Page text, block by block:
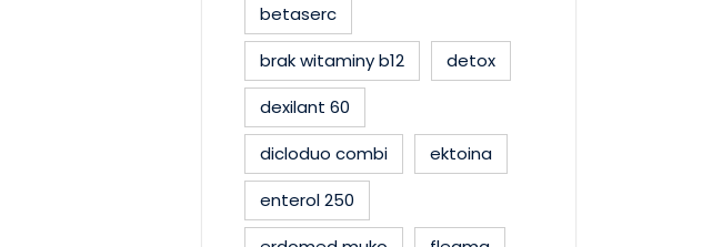
betaserc
brak witaminy b12
detox
dexilant 60
dicloduo combi
ektoina
enterol 250